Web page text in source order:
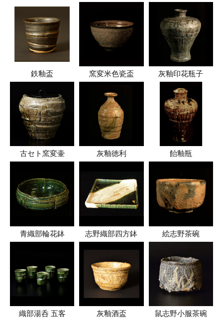
鉄釉盃 窯変米色瓷盃 灰釉印花瓶子
古セト窯変壷 灰釉徳利 飴釉瓶
青織部輪花鉢 志野織部四方鉢 絵志野茶碗
織部湯呑 五客 灰釉酒盃 鼠志野小服茶碗